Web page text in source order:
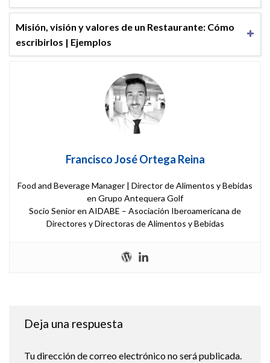
Misión, visión y valores de un Restaurante: Cómo
escribirlos | Ejemplos
Francisco José Ortega Reina
Food and Beverage Manager | Director de Alimentos y Bebidas
en Grupo Antequera Golf
Socio Senior en AIDABE – Asociación Iberoamericana de
Directores y Directoras de Alimentos y Bebidas
Deja una respuesta
Tu dirección de correo electrónico no será publicada.